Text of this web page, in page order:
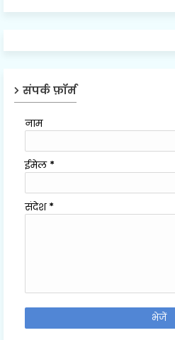
संपर्क फ़ॉर्म
नाम
ईमेल *
संदेश *